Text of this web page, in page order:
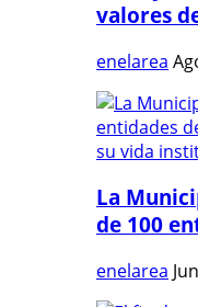
valores
enelarea
La
de 100
enelarea